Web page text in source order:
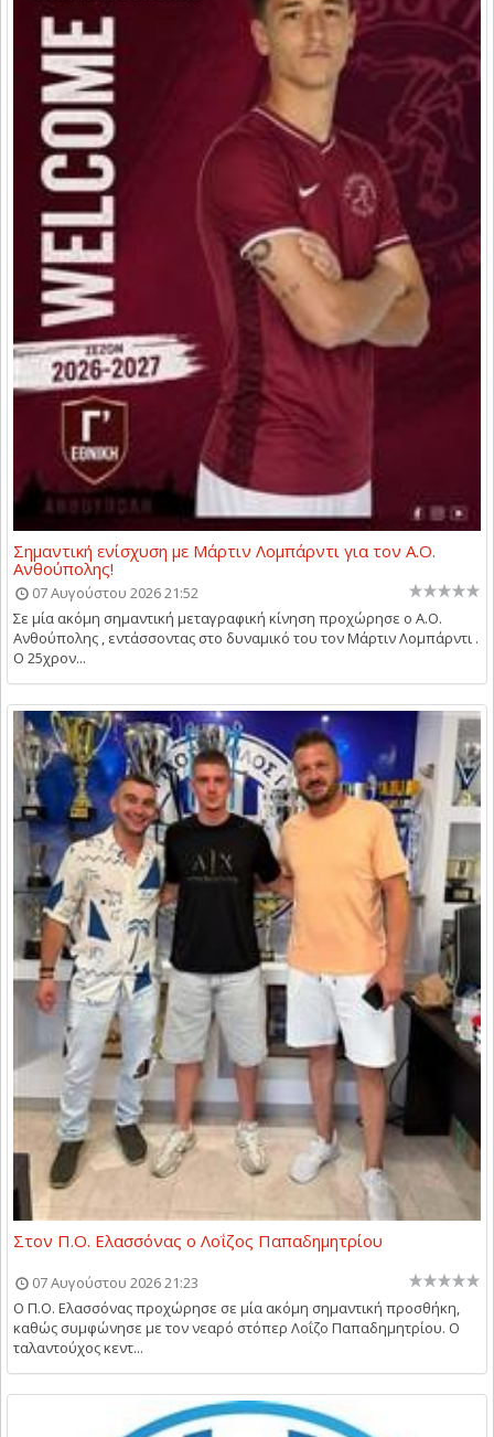
Σημαντική ενίσχυση με Μάρτιν Λομπάρντι για τον Α.Ο.
Ανθούπολης!
07 Αυγούστου 2026 21:52
Σε μία ακόμη σημαντική μεταγραφική κίνηση προχώρησε ο Α.Ο.
Ανθούπολης , εντάσσοντας στο δυναμικό του τον Μάρτιν Λομπάρντι .
Ο 25χρον...
Στον Π.Ο. Ελασσόνας ο Λοΐζος Παπαδημητρίου
07 Αυγούστου 2026 21:23
Ο Π.Ο. Ελασσόνας προχώρησε σε μία ακόμη σημαντική προσθήκη,
καθώς συμφώνησε με τον νεαρό στόπερ Λοΐζο Παπαδημητρίου. Ο
ταλαντούχος κεντ...